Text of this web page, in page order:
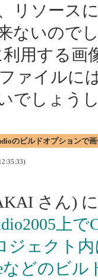
リソース
ないので
利用する
ァイルに
でしょ
のビルドオプションで
さん)
上
ジェクト
などのビ